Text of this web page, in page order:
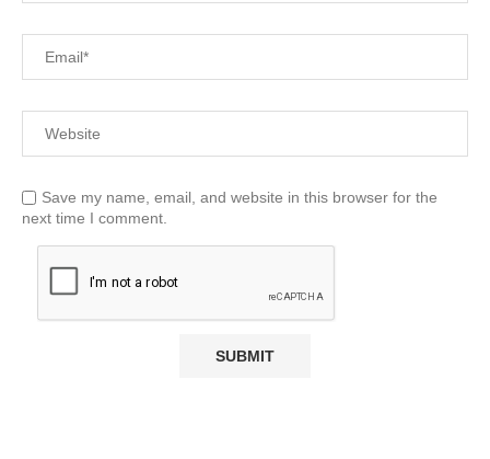
Save my name, email, and website in this browser for the
next time I comment.